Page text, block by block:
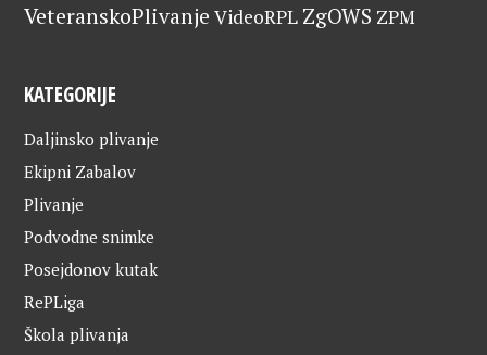
VeteranskoPlivanje VideoRPL ZgOWS ZPM
KATEGORIJE
Daljinsko plivanje
Ekipni Zabalov
Plivanje
Podvodne snimke
Posejdonov kutak
RePLiga
Škola plivanja